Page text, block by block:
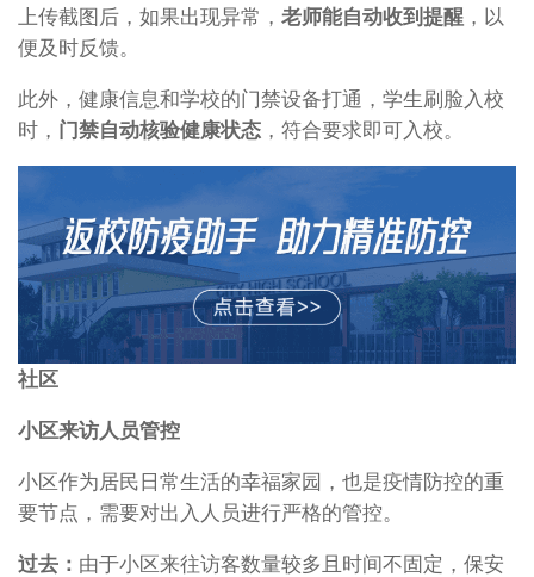
上传截图后，如果出现异常， 老师能自动收到提醒 ，以
便及时反馈。
此外，健康信息和学校的门禁设备打通，学生刷脸入校
时， 门禁自动核验健康状态 ，符合要求即可入校。
社区
小区来访人员管控
小区作为居民日常生活的幸福家园，也是疫情防控的重
要节点，需要对出入人员进行严格的管控。
过去： 由于小区来往访客数量较多且时间不固定，保安